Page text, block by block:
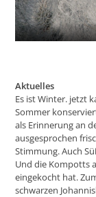
Aktuelles
Es ist Winter. jetzt
Sommer
als Erinnerung an
ausgesprochen
Stimmung. Auch
Und die Kompotts
eingekocht hat.
schwarzen